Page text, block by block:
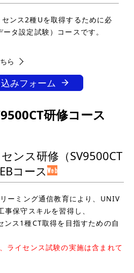
ンス2種Uを取得するために必
タ設定試験）コースです。
ら
みフォーム
研修コース
ンス研修（SV9500CT
コース
ーミング通信教育により、UNIV
事保守スキルを習得し、
ンス1種CT取得を目指すための自
イセンス試験の実施は含まれて